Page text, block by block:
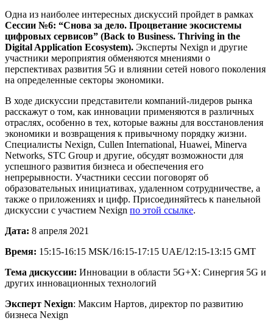
Одна из наиболее интересных дискуссий пройдет в рамках
Сессии №6: “Снова за дело. Процветание экосистемы
цифровых сервисов” (Back to Business. Thriving in the
Digital Application Ecosystem). Эксперты Nexign и другие
участники мероприятия обменяются мнениями о
перспективах развития 5G и влиянии сетей нового поколения
на определенные секторы экономики.
В ходе дискуссии представители компаний-лидеров рынка
расскажут о том, как инновации применяются в различных
отраслях, особенно в тех, которые важны для восстановления
экономики и возвращения к привычному порядку жизни.
Специалисты Nexign, Cullen International, Huawei, Minerva
Networks, STC Group и другие, обсудят возможности для
успешного развития бизнеса и обеспечения его
непрерывности. Участники сессии поговорят об
образовательных инициативах, удаленном сотрудничестве, а
также о приложениях и цифр. Присоединяйтесь к панельной
дискуссии с участием Nexign по этой ссылке.
Дата: 8 апреля 2021
Время: 15:15-16:15 MSK/16:15-17:15 UAE/12:15-13:15 GMT
Тема дискуссии: Инновации в области 5G+X: Синергия 5G и
других инновационных технологий
Эксперт Nexign: Максим Нартов, директор по развитию
бизнеса Nexign